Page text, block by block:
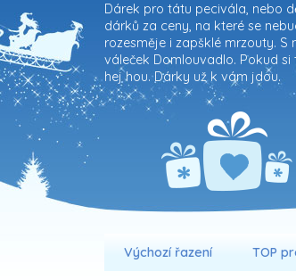
Dárek pro tátu pecivála, nebo
dárků za ceny, na které se
rozesměje i zapšklé mrzouty.
váleček Domlouvadlo. Pokud
hej hou. Dárky už k vám jdou.
Výchozí řazení TOP